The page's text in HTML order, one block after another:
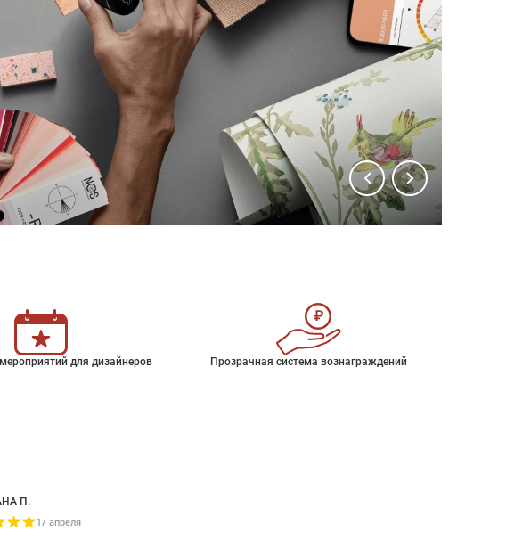
для дизайнеров Прозрачная система вознаграждений
П.
17 апреля